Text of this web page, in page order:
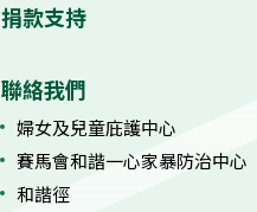
捐款支持
聯絡我們
婦女及兒童庇護中心
賽馬會和諧一心家暴防治中心
和諧徑